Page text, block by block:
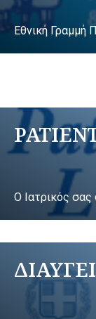
Εθνική Γραμμή
Ο Ιατρικός